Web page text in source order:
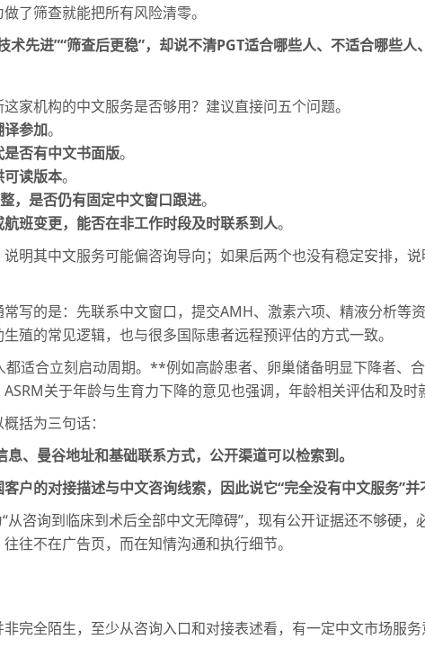
了筛查就能把所有风险清零。
术先进”“筛查后更稳”，却说不清PGT适合哪些人、不适合哪些
家机构的中文服务是否够用？建议直接问五个问题。
译参加。
否有中文书面版。
可读版本。
，是否仍有固定中文窗口跟进。
班变更，能否在非工作时段及时联系到人。
明其中文服务可能偏咨询导向；如果后两个也没有稳定安排，
写的是：先联系中文窗口，提交AMH、激素六项、精液分析等
殖的常见逻辑，也与很多国际患者远程预评估的方式一致。
适合立刻启动周期。**例如高龄患者、卵巢储备明显下降者、
关于年龄与生育力下降的意见也强调，年龄相关评估和及时
括为三句话：
、曼谷地址和基础联系方式，公开渠道可以检索到。
户的对接描述与中文咨询线索，因此说它“完全没有中文服务”并
从咨询到临床到术后全部中文无障碍”，现有公开证据还不够硬
往不在广告页，而在知情沟通和执行细节。
完全陌生，至少从咨询入口和对接表述看，有一定中文市场服